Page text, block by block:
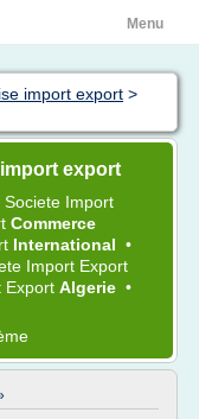
Menu
import export >
export
Societe Import
Commerce
International •
Import Export
Export Algerie •